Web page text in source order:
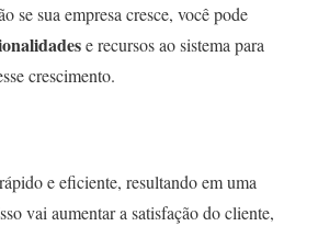
se sua empresa cresce, você pode
e recursos ao sistema para
crescimento.
e eficiente, resultando em uma
vai aumentar a satisfação do cliente,